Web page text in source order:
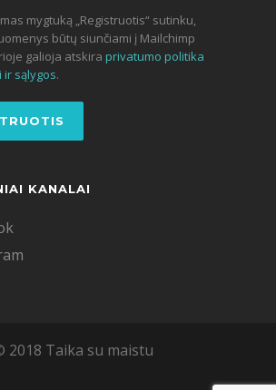
mygtuką „Registruotis“ sutinku,
būtų siunčiami į Mailchimp
galioja atskira privatumo politika
sąlygos.
KANALAI
2018 Taika su maistu